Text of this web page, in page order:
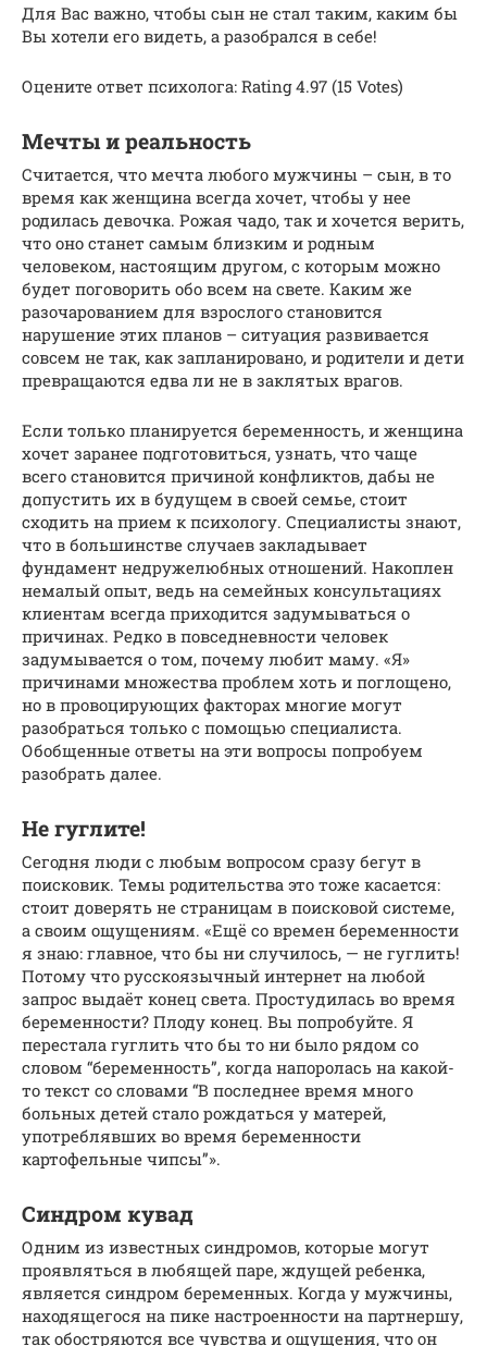
Для Вас важно, чтобы сын не стал таким, каким бы
Вы хотели его видеть, а разобрался в себе!
Оцените ответ психолога: Rating 4.97 (15 Votes)
Мечты и реальность
Считается, что мечта любого мужчины – сын, в то
время как женщина всегда хочет, чтобы у нее
родилась девочка. Рожая чадо, так и хочется верить,
что оно станет самым близким и родным
человеком, настоящим другом, с которым можно
будет поговорить обо всем на свете. Каким же
разочарованием для взрослого становится
нарушение этих планов – ситуация развивается
совсем не так, как запланировано, и родители и дети
превращаются едва ли не в заклятых врагов.
Если только планируется беременность, и женщина
хочет заранее подготовиться, узнать, что чаще
всего становится причиной конфликтов, дабы не
допустить их в будущем в своей семье, стоит
сходить на прием к психологу. Специалисты знают,
что в большинстве случаев закладывает
фундамент недружелюбных отношений. Накоплен
немалый опыт, ведь на семейных консультациях
клиентам всегда приходится задумываться о
причинах. Редко в повседневности человек
задумывается о том, почему любит маму. «Я»
причинами множества проблем хоть и поглощено,
но в провоцирующих факторах многие могут
разобраться только с помощью специалиста.
Обобщенные ответы на эти вопросы попробуем
разобрать далее.
Не гуглите!
Сегодня люди с любым вопросом сразу бегут в
поисковик. Темы родительства это тоже касается:
стоит доверять не страницам в поисковой системе,
а своим ощущениям. «Ещё со времен беременности
я знаю: главное, что бы ни случилось, — не гуглить!
Потому что русскоязычный интернет на любой
запрос выдаёт конец света. Простудилась во время
беременности? Плоду конец. Вы попробуйте. Я
перестала гуглить что бы то ни было рядом со
словом “беременность”, когда напоролась на какой-
то текст со словами “В последнее время много
больных детей стало рождаться у матерей,
употреблявших во время беременности
картофельные чипсы”».
Синдром кувад
Одним из известных синдромов, которые могут
проявляться в любящей паре, ждущей ребенка,
является синдром беременных. Когда у мужчины,
находящегося на пике настроенности на партнершу,
так обостряются все чувства и ощущения, что он